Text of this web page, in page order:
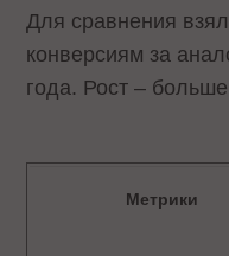
Для сравнения
конверсиям за
года. Рост –
Метрики